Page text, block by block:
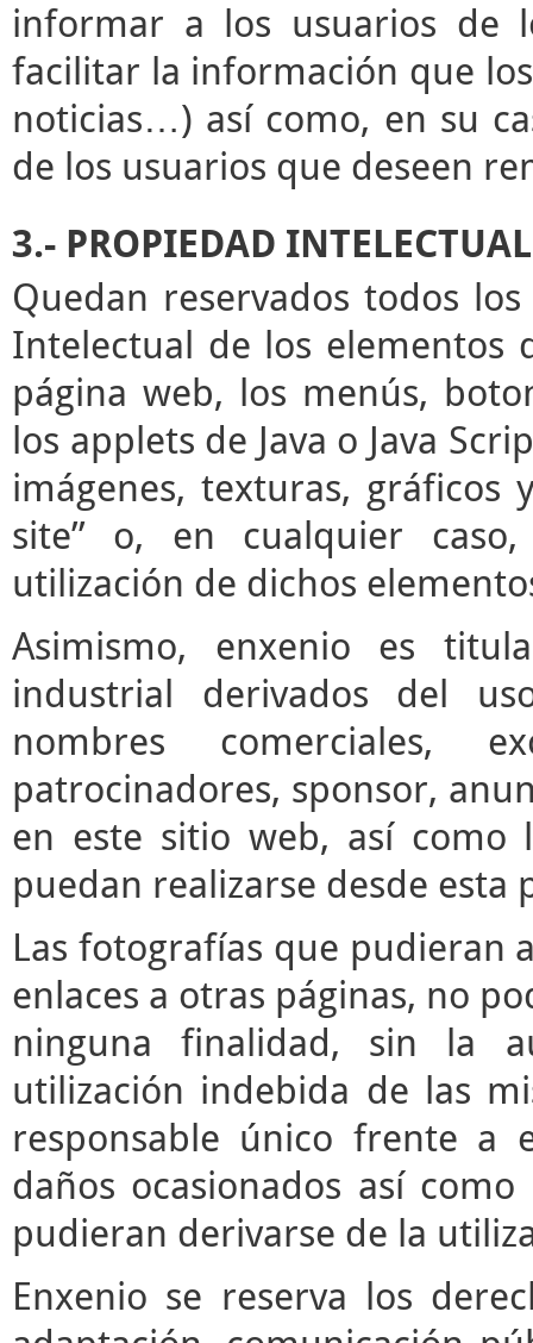
informar a los usuarios de
facilitar la información que
noticias…) así como, en su
de los usuarios que deseen
3.- PROPIEDAD
Quedan reservados todos
Intelectual de los elementos
página web, los menús,
los applets de Java o Java
imágenes, texturas,
site” o, en cualquier
utilización de dichos
Asimismo, enxenio es
industrial derivados del
nombres comerciales,
patrocinadores, sponsor,
en este sitio web, así como
puedan realizarse desde esta
Las fotografías que pudieran
enlaces a otras páginas, no
ninguna finalidad, sin la
utilización indebida de las
responsable único frente a
daños ocasionados así
pudieran derivarse de la
Enxenio se reserva los